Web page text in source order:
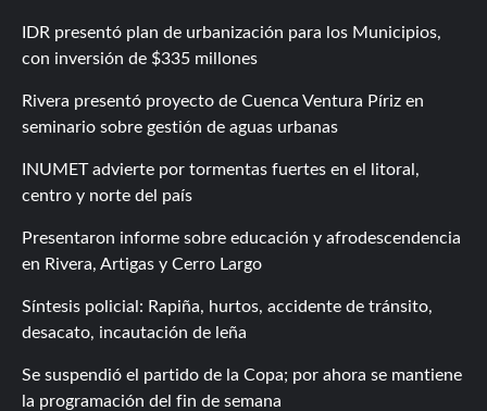
IDR presentó plan de urbanización para los Municipios,
con inversión de $335 millones
Rivera presentó proyecto de Cuenca Ventura Píriz en
seminario sobre gestión de aguas urbanas
INUMET advierte por tormentas fuertes en el litoral,
centro y norte del país
Presentaron informe sobre educación y afrodescendencia
en Rivera, Artigas y Cerro Largo
Síntesis policial: Rapiña, hurtos, accidente de tránsito,
desacato, incautación de leña
Se suspendió el partido de la Copa; por ahora se mantiene
la programación del fin de semana